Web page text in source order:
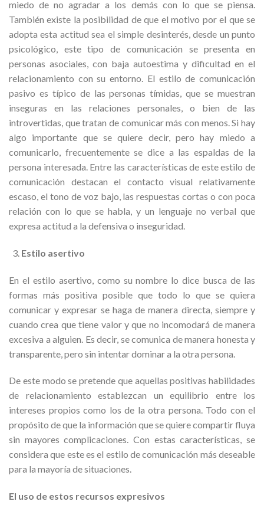
miedo de no agradar a los demás con lo que se piensa.
También existe la posibilidad de que el motivo por el que se
adopta esta actitud sea el simple desinterés, desde un punto
psicológico, este tipo de comunicación se presenta en
personas asociales, con baja autoestima y dificultad en el
relacionamiento con su entorno. El estilo de comunicación
pasivo es típico de las personas tímidas, que se muestran
inseguras en las relaciones personales, o bien de las
introvertidas, que tratan de comunicar más con menos. Si hay
algo importante que se quiere decir, pero hay miedo a
comunicarlo, frecuentemente se dice a las espaldas de la
persona interesada. Entre las características de este estilo de
comunicación destacan el contacto visual relativamente
escaso, el tono de voz bajo, las respuestas cortas o con poca
relación con lo que se habla, y un lenguaje no verbal que
expresa actitud a la defensiva o inseguridad.
Estilo asertivo
En el estilo asertivo, como su nombre lo dice busca de las
formas más positiva posible que todo lo que se quiera
comunicar y expresar se haga de manera directa, siempre y
cuando crea que tiene valor y que no incomodará de manera
excesiva a alguien. Es decir, se comunica de manera honesta y
transparente, pero sin intentar dominar a la otra persona.
De este modo se pretende que aquellas positivas habilidades
de relacionamiento establezcan un equilibrio entre los
intereses propios como los de la otra persona. Todo con el
propósito de que la información que se quiere compartir fluya
sin mayores complicaciones. Con estas características, se
considera que este es el estilo de comunicación más deseable
para la mayoría de situaciones.
El uso de estos recursos expresivos